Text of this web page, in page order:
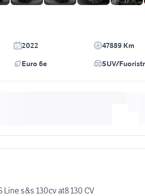
2022 47889 Km
Euro 6e SUV/
Line s&s 130cv at8 130 CV